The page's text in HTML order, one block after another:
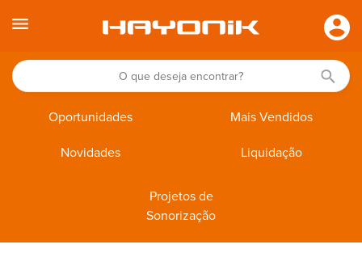
Oportunidades Mais Vendidos
Novidades Liquidação
Projetos de
Sonorização